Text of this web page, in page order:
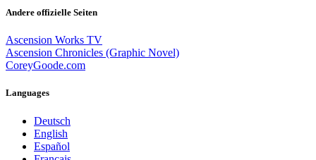
Andere offizielle Seiten
Ascension Works TV
Ascension Chronicles (Graphic Novel)
CoreyGoode.com
Languages
Deutsch
English
Español